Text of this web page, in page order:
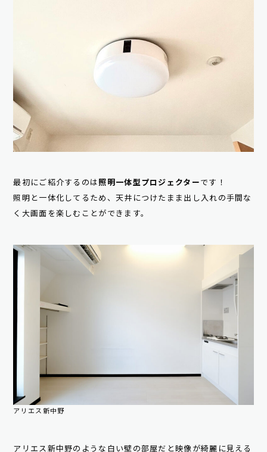
最初にご紹介するのは 照明一体型プロジェクター です！
照明と一体化してるため、天井につけたまま出し入れの手間な
く大画面を楽しむことができます。
アリエス新中野
アリエス新中野のような白い壁の部屋だと映像が綺麗に見える